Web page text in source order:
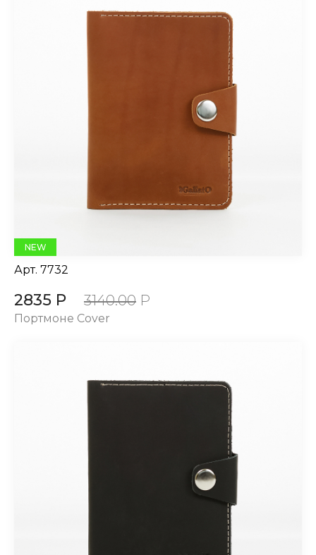
NEW
Арт. 7732
2835 Р 3140.00 Р
Портмоне Cover